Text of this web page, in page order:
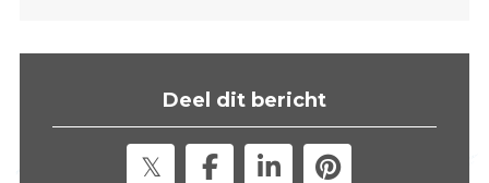
Deel dit bericht